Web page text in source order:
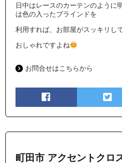
日中はレースのカーテンのように
は色の入ったブラインドを
利用すれば、お部屋がスッキリし
おしゃれですよね
お問合せはこちらから
町田市 アクセントクロ